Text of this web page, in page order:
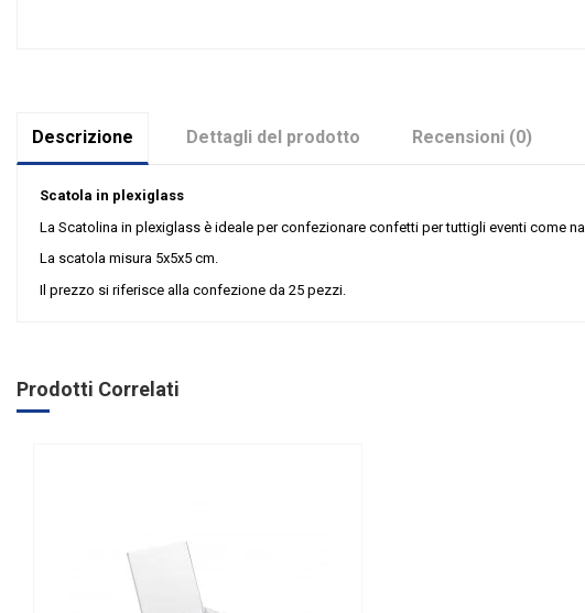
Descrizione Dettagli del prodotto Recensioni (0)
Scatola in plexiglass
La Scatolina in plexiglass è ideale per confezionare confetti per tuttigli eventi come
La scatola misura 5x5x5 cm.
Il prezzo si riferisce alla confezione da 25 pezzi.
Evento
Prodotti Correlati